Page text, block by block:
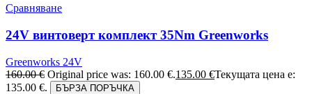
Сравняване
24V винтоверт комплект 35Nm Greenworks
Greenworks 24V
160.00€ Original price was: 160.00 €.135.00 €Текущата цена е:
135.00 €.
БЪРЗА ПОРЪЧКА